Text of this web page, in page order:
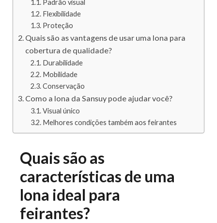
Padrão visual
Flexibilidade
Proteção
Quais são as vantagens de usar uma lona para
cobertura de qualidade?
Durabilidade
Mobilidade
Conservação
Como a lona da Sansuy pode ajudar você?
Visual único
Melhores condições também aos feirantes
Quais são as
características de uma
lona ideal para
feirantes?